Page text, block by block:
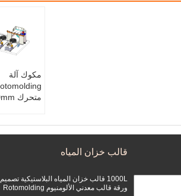
مكوك آلة
متحرك 3000mm
قالب خزان المياه
1000L قالب خزان المياه البلاستيكية تصميم
ورقة قالب معدني الألومنيوم Rotomolding